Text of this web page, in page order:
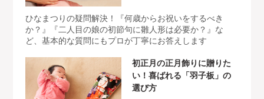
ひなまつりの疑問解決！『何歳からお祝いをするべき
か？』『二人目の娘の初節句に雛人形は必要か？』な
ど、基本的な質問にもプロが丁寧にお答えします
初正月の正月飾りに贈りた
い！喜ばれる「羽子板」の
選び方